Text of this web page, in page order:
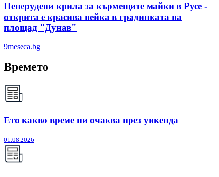
Пеперудени крила за кърмещите майки в Русе -
открита е красива пейка в градинката на
площад "Дунав"
9meseca.bg
Времето
Ето какво време ни очаква през уикенда
01.08.2026